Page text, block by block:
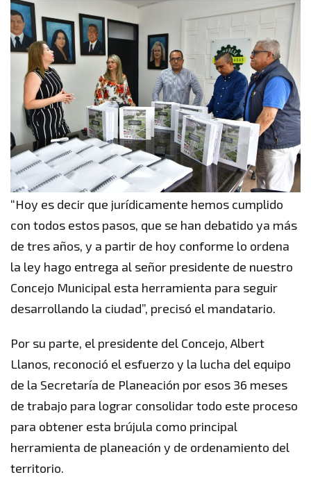
“Hoy es decir que jurídicamente hemos cumplido
con todos estos pasos, que se han debatido ya más
de tres años, y a partir de hoy conforme lo ordena
la ley hago entrega al señor presidente de nuestro
Concejo Municipal esta herramienta para seguir
desarrollando la ciudad”, precisó el mandatario.
Por su parte, el presidente del Concejo, Albert
Llanos, reconoció el esfuerzo y la lucha del equipo
de la Secretaría de Planeación por esos 36 meses
de trabajo para lograr consolidar todo este proceso
para obtener esta brújula como principal
herramienta de planeación y de ordenamiento del
territorio.